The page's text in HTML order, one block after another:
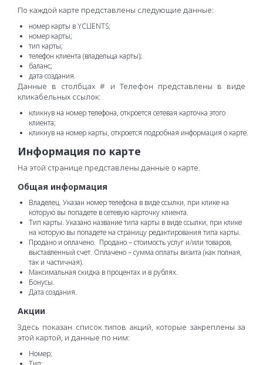
По каждой карте представлены следующие данные:
номер карты в YCLIENTS;
номер карты;
тип карты;
телефон клиента (владельца карты);
баланс;
дата создания.
Данные в столбцах # и Телефон представлены в виде
кликабельных ссылок:
кликнув на номер телефона, откроется сетевая карточка этого
клиента;
кликнув на номер карты, откроется подробная информация о карте.
Информация по карте
На этой странице представлены данные о карте.
Общая информация
Владелец. Указан номер телефона в виде ссылки, при клике на
которую вы попадете в сетевую карточку клиента.
Тип карты. Указано название типа карты в виде ссылки, при клике
на которую вы попадете на страницу редактирования типа карты.
Продано и оплачено. Продано – стоимость услуг и/или товаров,
выставленный счет. Оплачено – сумма оплаты визита (как полная,
так и частичная).
Максимальная скидка в процентах и в рублях.
Бонусы.
Дата создания.
Акции
Здесь показан список типов акций, которые закреплены за
этой картой, и данные по ним:
Номер;